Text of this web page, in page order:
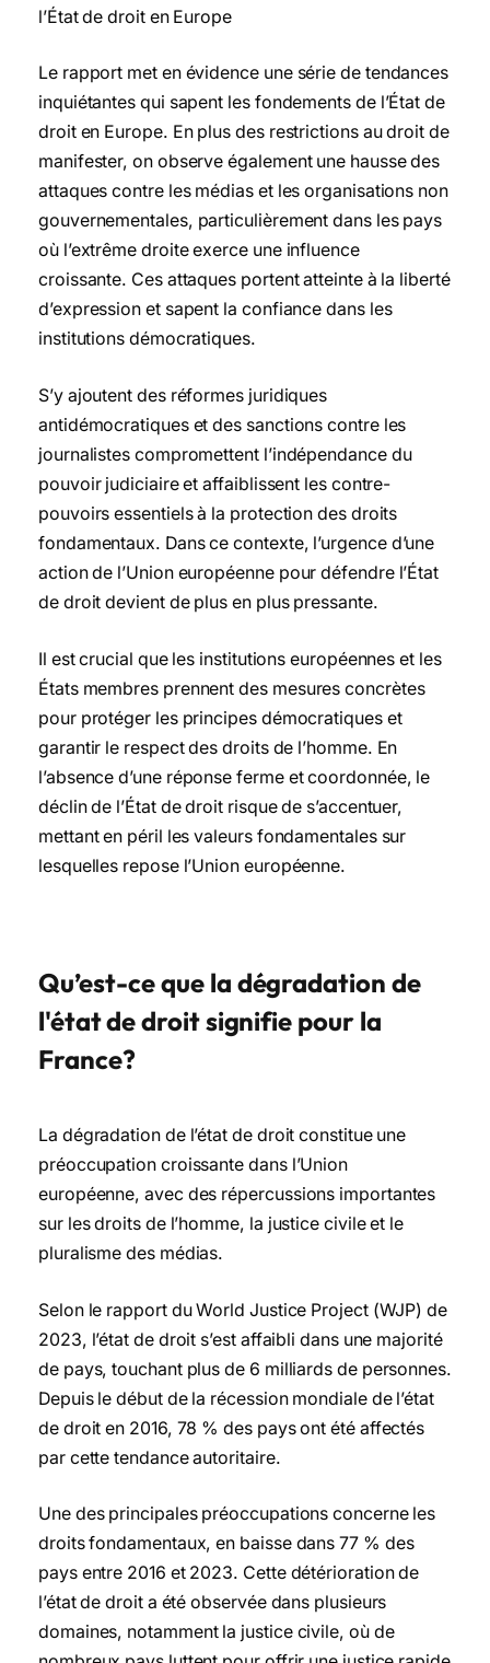
l’État de droit en Europe
Le rapport met en évidence une série de tendances
inquiétantes qui sapent les fondements de l’État de
droit en Europe. En plus des restrictions au droit de
manifester, on observe également une hausse des
attaques contre les médias et les organisations non
gouvernementales, particulièrement dans les pays
où l’extrême droite exerce une influence
croissante. Ces attaques portent atteinte à la liberté
d’expression et sapent la confiance dans les
institutions démocratiques.
S’y ajoutent des réformes juridiques
antidémocratiques et des sanctions contre les
journalistes compromettent l’indépendance du
pouvoir judiciaire et affaiblissent les contre-
pouvoirs essentiels à la protection des droits
fondamentaux. Dans ce contexte, l’urgence d’une
action de l’Union européenne pour défendre l’État
de droit devient de plus en plus pressante.
Il est crucial que les institutions européennes et les
États membres prennent des mesures concrètes
pour protéger les principes démocratiques et
garantir le respect des droits de l’homme. En
l’absence d’une réponse ferme et coordonnée, le
déclin de l’État de droit risque de s’accentuer,
mettant en péril les valeurs fondamentales sur
lesquelles repose l’Union européenne.
Qu’est-ce que la dégradation de
l'état de droit signifie pour la
France?
La dégradation de l’état de droit constitue une
préoccupation croissante dans l’Union
européenne, avec des répercussions importantes
sur les droits de l’homme, la justice civile et le
pluralisme des médias.
Selon le rapport du World Justice Project (WJP) de
2023, l’état de droit s’est affaibli dans une majorité
de pays, touchant plus de 6 milliards de personnes.
Depuis le début de la récession mondiale de l’état
de droit en 2016, 78 % des pays ont été affectés
par cette tendance autoritaire.
Une des principales préoccupations concerne les
droits fondamentaux, en baisse dans 77 % des
pays entre 2016 et 2023. Cette détérioration de
l’état de droit a été observée dans plusieurs
domaines, notamment la justice civile, où de